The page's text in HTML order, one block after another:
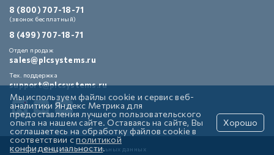
8 (800) 707-18-71
(звонок бесплатный)
8 (499) 707-18-71
Отдел продаж
sales@plcsystems.ru
Тех. поддержка
support@plcsystems.ru
Политика обработки персональных данных
Мы используем файлы cookie и сервис веб-
аналитики Яндекс Метрика для
предоставления лучшего пользовательского
опыта на нашем сайте. Оставаясь на сайте, Вы
соглашаетесь на обработку файлов cookie в
соответствии сполитикой
конфиденциальности.
Хорошо